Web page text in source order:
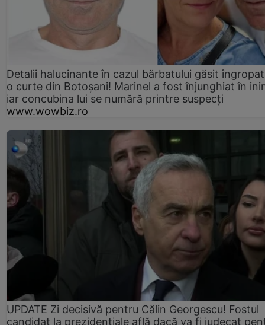
Detalii halucinante în cazul bărbatului găsit
o curte din Botoșani! Marinel a fost înjunghiat în
iar concubina lui se numără printre suspecți
www.wowbiz.ro
UPDATE Zi decisivă pentru Călin Georgescu! Fostul
candidat la prezidențiale află dacă va fi judecat